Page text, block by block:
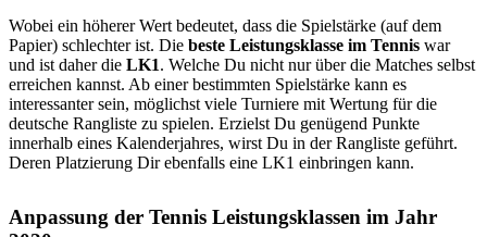
Wobei ein höherer Wert bedeutet, dass die Spielstärke (auf dem
Papier) schlechter ist. Die beste Leistungsklasse im Tennis war
und ist daher die LK1. Welche Du nicht nur über die Matches selbst
erreichen kannst. Ab einer bestimmten Spielstärke kann es
interessanter sein, möglichst viele Turniere mit Wertung für die
deutsche Rangliste zu spielen. Erzielst Du genügend Punkte
innerhalb eines Kalenderjahres, wirst Du in der Rangliste geführt.
Deren Platzierung Dir ebenfalls eine LK1 einbringen kann.
Anpassung der Tennis Leistungsklassen im Jahr